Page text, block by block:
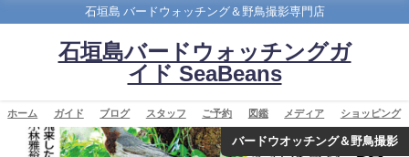
石垣島 バードウォッチング＆野鳥撮影専門店
石垣島バードウォッチングガ
イド SeaBeans
ホーム ガイド ブログ スタッフ ご予約 図鑑 メディア ショッピング
バードウオッチング＆野鳥撮影